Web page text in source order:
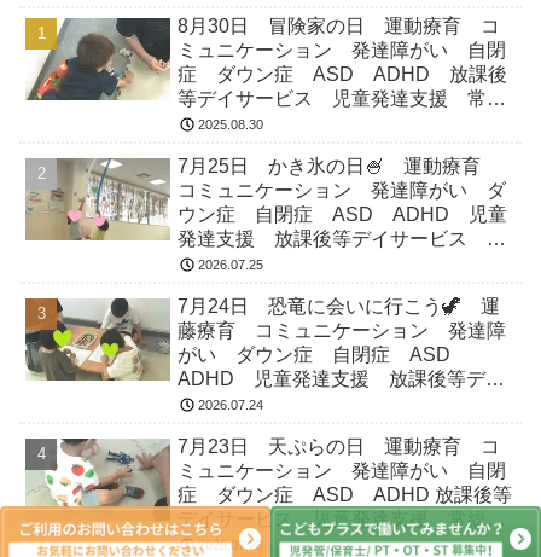
8月30日 冒険家の日 運動療育 コ
ミュニケーション 発達障がい 自閉
症 ダウン症 ASD ADHD 放課後
等デイサービス 児童発達支援 常総
市 つくばみらい市 坂東市 守谷市
2025.08.30
7月25日 かき氷の日🍧 運動療育
コミュニケーション 発達障がい ダ
ウン症 自閉症 ASD ADHD 児童
発達支援 放課後等デイサービス 常
総市 つくばみらい市 坂東市 守谷
2026.07.25
7月24日 恐竜に会いに行こう🦖 運
藤療育 コミュニケーション 発達障
がい ダウン症 自閉症 ASD
ADHD 児童発達支援 放課後等デイ
サービス 常総市 つくばみらい市
2026.07.24
7月23日 天ぷらの日 運動療育 コ
ミュニケーション 発達障がい 自閉
症 ダウン症 ASD ADHD 放課後等
デイサービス 児童発達支援 常総
市 つくばみらい市 坂東市 守谷市
2026.07.23